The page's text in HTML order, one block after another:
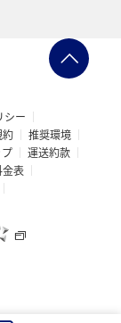
シー
推奨環境
運送約款
表